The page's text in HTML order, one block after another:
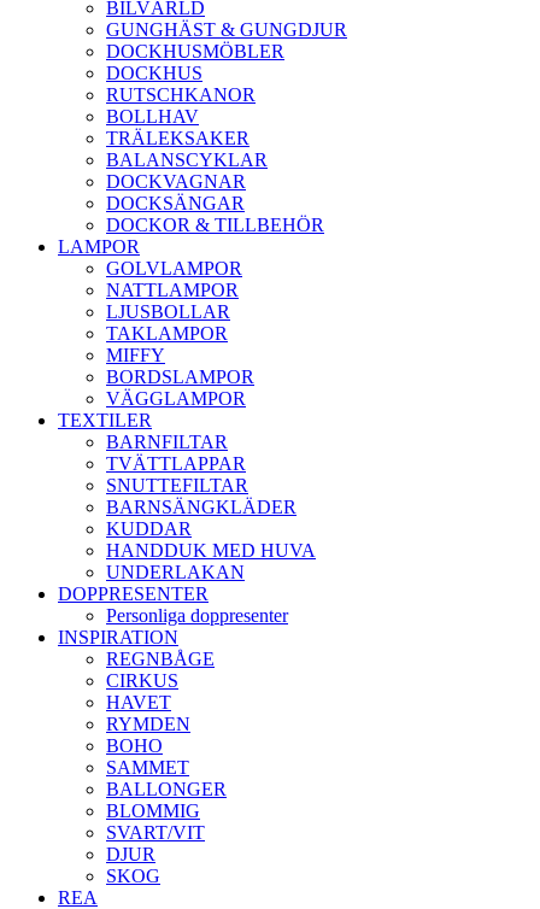
BILVÄRLD
GUNGHÄST & GUNGDJUR
DOCKHUSMÖBLER
DOCKHUS
RUTSCHKANOR
BOLLHAV
TRÄLEKSAKER
BALANSCYKLAR
DOCKVAGNAR
DOCKSÄNGAR
DOCKOR & TILLBEHÖR
LAMPOR
GOLVLAMPOR
NATTLAMPOR
LJUSBOLLAR
TAKLAMPOR
MIFFY
BORDSLAMPOR
VÄGGLAMPOR
TEXTILER
BARNFILTAR
TVÄTTLAPPAR
SNUTTEFILTAR
BARNSÄNGKLÄDER
KUDDAR
HANDDUK MED HUVA
UNDERLAKAN
DOPPRESENTER
Personliga doppresenter
INSPIRATION
REGNBÅGE
CIRKUS
HAVET
RYMDEN
BOHO
SAMMET
BALLONGER
BLOMMIG
SVART/VIT
DJUR
SKOG
REA